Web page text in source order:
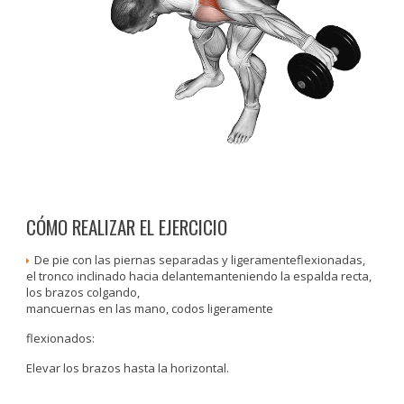
CÓMO REALIZAR EL EJERCICIO
De pie con las piernas separadas y ligeramenteflexionadas,
el tronco inclinado hacia delantemanteniendo la espalda recta,
los brazos colgando,
mancuernas en las mano, codos ligeramente
flexionados:
Elevar los brazos hasta la horizontal.